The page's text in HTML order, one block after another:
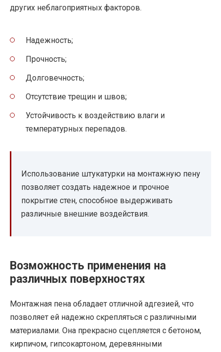
других неблагоприятных факторов.
Надежность;
Прочность;
Долговечность;
Отсутствие трещин и швов;
Устойчивость к воздействию влаги и
температурных перепадов.
Использование штукатурки на монтажную пену
позволяет создать надежное и прочное
покрытие стен, способное выдерживать
различные внешние воздействия.
Возможность применения на
различных поверхностях
Монтажная пена обладает отличной адгезией, что
позволяет ей надежно скрепляться с различными
материалами. Она прекрасно сцепляется с бетоном,
кирпичом, гипсокартоном, деревянными